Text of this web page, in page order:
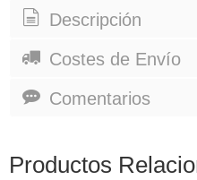
Descripción
Costes de Envío
Comentarios
Productos